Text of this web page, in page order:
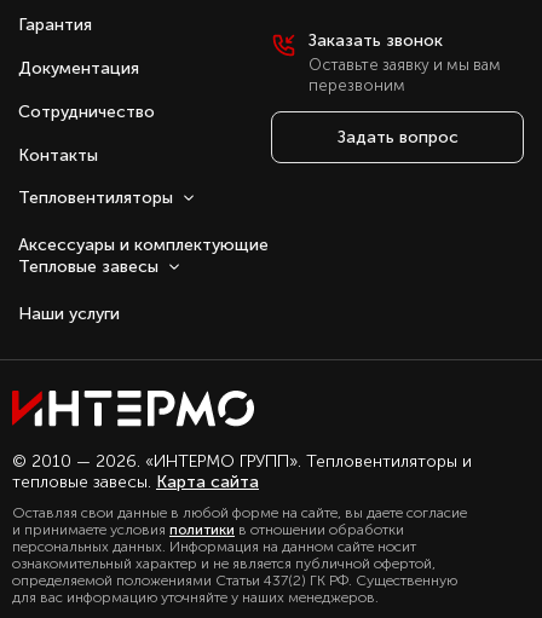
Гарантия
Документация
Сотрудничество
Контакты
Тепловентиляторы
Аксессуары и комплектующие
Тепловые завесы
Наши услуги
Заказать звонок
Оставьте заявку и мы вам
перезвоним
Задать вопрос
© 2010 — 2026. «ИНТЕРМО ГРУПП». Тепловентиляторы и
тепловые завесы. Карта сайта
Оставляя свои данные в любой форме на сайте, вы даете согласие
и принимаете условия политики в отношении обработки
персональных данных. Информация на данном сайте носит
ознакомительный характер и не является публичной офертой,
определяемой положениями Статьи 437(2) ГК РФ. Существенную
для вас информацию уточняйте у наших менеджеров.
Оставаясь с нами, вы соглашаетесь на
использование файлов куки.
персональных данных, можете
ознакомиться в нашем разделе
политика конфиденциальности